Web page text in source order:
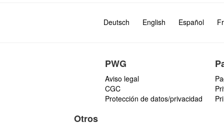
Deutsch English Español
PWG
Aviso legal
CGC
Protección de datos/privacidad
Otros